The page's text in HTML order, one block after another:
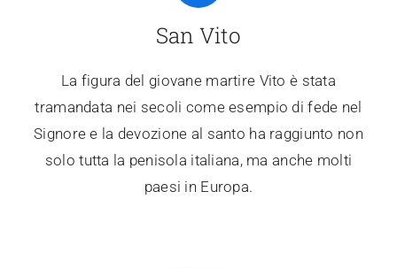
San Vito
La figura del giovane martire Vito è stata
tramandata nei secoli come esempio di fede nel
Signore e la devozione al santo ha raggiunto non
solo tutta la penisola italiana, ma anche molti
paesi in Europa.